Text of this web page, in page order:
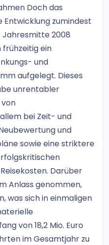
Doch das
zumindest
Jahresmitte 2008
ein
und
aufgelegt. Dieses
unrentabler
von
bei Zeit- und
und
sowie eine striktere
Darüber
Anlass genommen,
was sich in einmaligen
von 18,2 Mio. Euro
im Gesamtjahr zu